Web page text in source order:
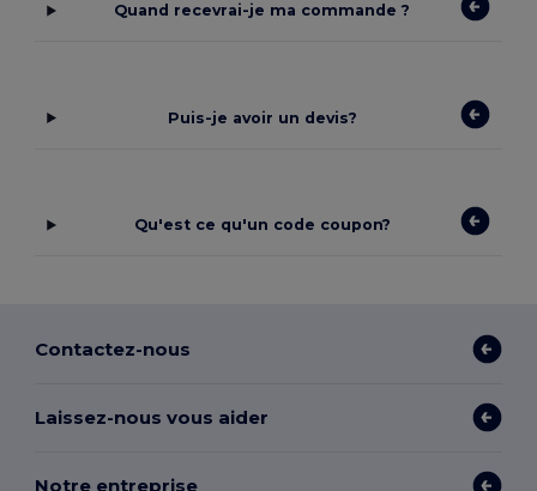
Quand recevrai-je ma commande ?
Puis-je avoir un devis?
Qu'est ce qu'un code coupon?
Contactez-nous
Laissez-nous vous aider
Notre entreprise